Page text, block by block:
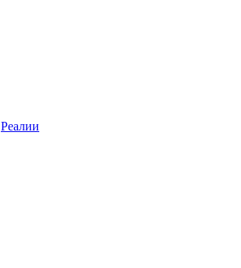
Реалии